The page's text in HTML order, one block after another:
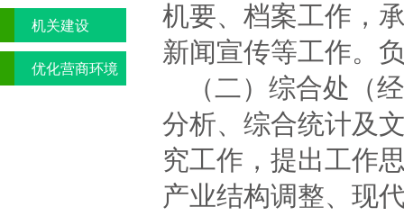
机关建设
优化营商环境
机要、档案工作，
新闻宣传等工作。
（二）综合处（
分析、综合统计及
究工作，提出工作
产业结构调整、现